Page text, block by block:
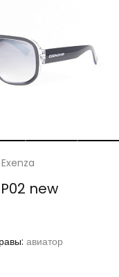
P02 new
авиатор